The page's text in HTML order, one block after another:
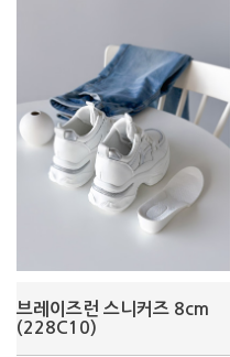
브레이즈런 스니커즈 8cm
(228C10)